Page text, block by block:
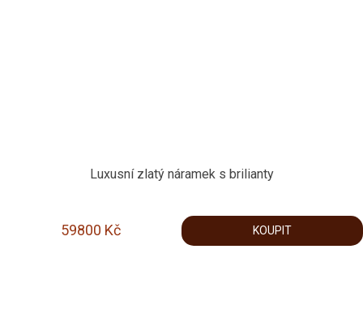
Luxusní zlatý náramek s brilianty
59800 Kč KOUPIT